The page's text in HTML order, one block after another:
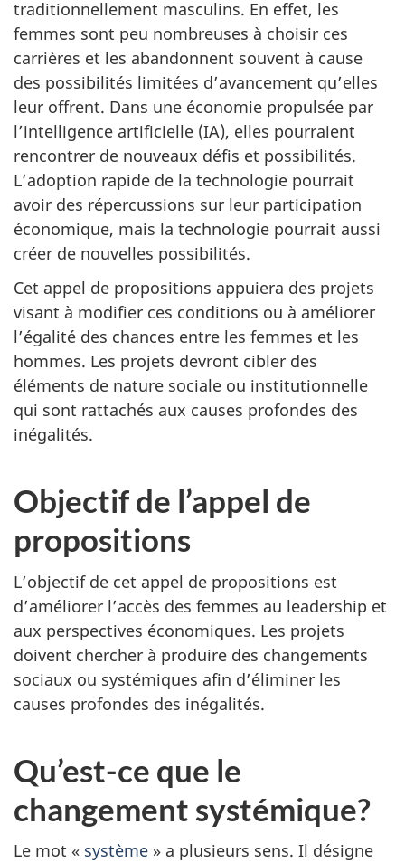
traditionnellement masculins. En effet, les
femmes sont peu nombreuses à choisir ces
carrières et les abandonnent souvent à cause
des possibilités limitées d’avancement qu’elles
leur offrent. Dans une économie propulsée par
l’intelligence artificielle (IA), elles pourraient
rencontrer de nouveaux défis et possibilités.
L’adoption rapide de la technologie pourrait
avoir des répercussions sur leur participation
économique, mais la technologie pourrait aussi
créer de nouvelles possibilités.
Cet appel de propositions appuiera des projets
visant à modifier ces conditions ou à améliorer
l’égalité des chances entre les femmes et les
hommes. Les projets devront cibler des
éléments de nature sociale ou institutionnelle
qui sont rattachés aux causes profondes des
inégalités.
Objectif de l’appel de
propositions
L’objectif de cet appel de propositions est
d’améliorer l’accès des femmes au leadership et
aux perspectives économiques. Les projets
doivent chercher à produire des changements
sociaux ou systémiques afin d’éliminer les
causes profondes des inégalités.
Qu’est-ce que le
changement systémique?
Le mot « système » a plusieurs sens. Il désigne